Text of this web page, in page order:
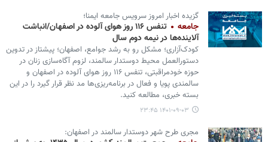
گزیده اخبار امروز سرویس جامعه ایمنا؛
جامعه
تنفس ۱۱۶ روز هوای آلوده در اصفهان/انباشت
آلاینده‌ها در نیمه دوم سال
کودک‌آزاری؛ مشکل رو به رشد جوامع، اصفهان؛ پیشتاز در تدوین
دستورالعمل محیط دوستدار سالمند، لزوم آگاه‌سازی زنان در
حوزه خودمراقبتی، تنفس ۱۱۶ روز هوای آلوده در اصفهان و
سالمندی پویا و فعال در برنامه‌ریزی‌ها مد نظر قرار گیرد را در این
بسته خبری، مطالعه کنید.
۱۴۰۱-۰۹-۰۳ ۲۳:۴۵
مجری طرح شهر دوستدار سالمند در اصفهان: